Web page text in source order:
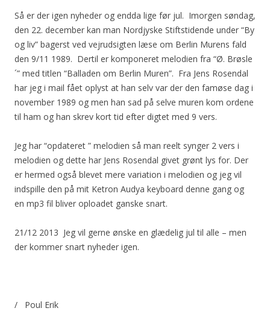
Så er der igen nyheder og endda lige før jul. Imorgen søndag,
den 22. december kan man Nordjyske Stiftstidende under “By
og liv” bagerst ved vejrudsigten læse om Berlin Murens fald
den 9/11 1989. Dertil er komponeret melodien fra “Ø. Brøsle
´” med titlen “Balladen om Berlin Muren”. Fra Jens Rosendal
har jeg i mail fået oplyst at han selv var der den famøse dag i
november 1989 og men han sad på selve muren kom ordene
til ham og han skrev kort tid efter digtet med 9 vers.
Jeg har “opdateret ” melodien så man reelt synger 2 vers i
melodien og dette har Jens Rosendal givet grønt lys for. Der
er hermed også blevet mere variation i melodien og jeg vil
indspille den på mit Ketron Audya keyboard denne gang og
en mp3 fil bliver oploadet ganske snart.
21/12 2013 Jeg vil gerne ønske en glædelig jul til alle – men
der kommer snart nyheder igen.
/ Poul Erik